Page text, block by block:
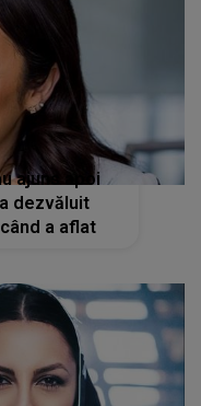
ajuns apoi
dezvăluit
a aflat